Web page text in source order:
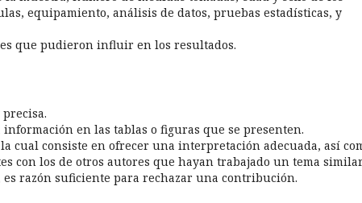
equipamiento, análisis de datos, pruebas estadísticas, y
que pudieron influir en los resultados.
en las tablas o figuras que se presenten.
cual consiste en ofrecer una interpretación adecuada, así
con los de otros autores que hayan trabajado un tema
es razón suficiente para rechazar una contribución.